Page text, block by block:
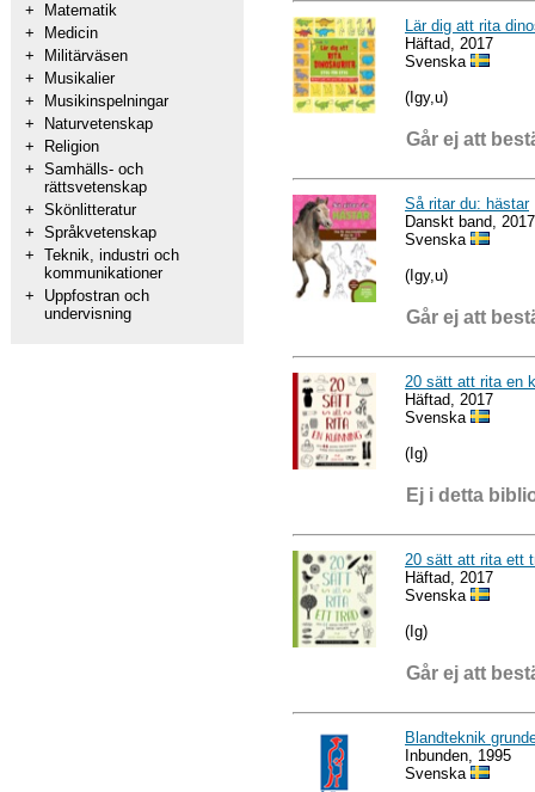
+
Matematik
+
Medicin
+
Militärväsen
+
Musikalier
+
Musikinspelningar
+
Naturvetenskap
+
Religion
+ Samhälls- och
rättsvetenskap
+ Skönlitteratur
+ Språkvetenskap
+ Teknik, industri och
kommunikationer
+
Uppfostran och
undervisning
Lär dig att rita
Häftad, 2017
Svenska
(Igy,u)
Går ej att
Så ritar du: hästar
Danskt band, 2017
Svenska
(Igy,u)
Går ej att
20 sätt att rita en
Häftad, 2017
Svenska
(Ig)
Ej i detta
20 sätt att rita ett
Häftad, 2017
Svenska
(Ig)
Går ej att
Blandteknik
Inbunden, 1995
Svenska